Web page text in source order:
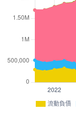
流動負債